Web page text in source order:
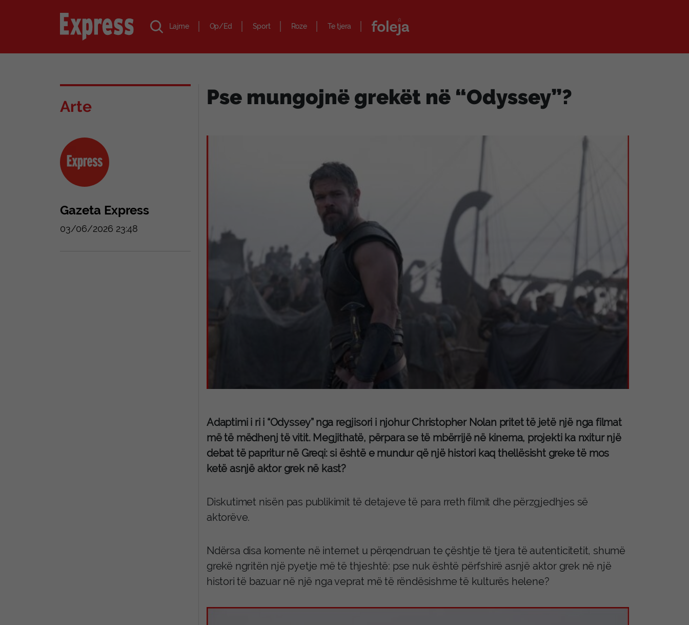
Lajme Op/Ed Sport Roze Te tjera
Arte
Gazeta Express
03/06/2026 23:48
Pse mungojnë grekët në “Odyssey”?
Adaptimi i ri i “Odyssey” nga regjisori i njohur Christopher Nolan pritet të jetë një nga filmat
më të mëdhenj të vitit. Megjithatë, përpara se të mbërrijë në kinema, projekti ka nxitur një
debat të papritur në Greqi: si është e mundur që një histori kaq thellësisht greke të mos
ketë asnjë aktor grek në kast?
Diskutimet nisën pas publikimit të detajeve të para rreth filmit dhe përzgjedhjes së
aktorëve.
Ndërsa disa komente në internet u përqendruan te çështje të tjera të autenticitetit, shumë
grekë ngritën një pyetje më të thjeshtë: pse nuk është përfshirë asnjë aktor grek në një
histori të bazuar në një nga veprat më të rëndësishme të kulturës helene?